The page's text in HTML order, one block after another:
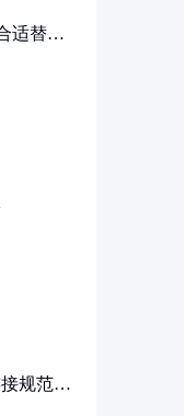
适替代
规范详